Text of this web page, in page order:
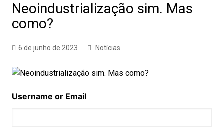
Neoindustrialização sim. Mas
como?
6 de junho de 2023 Notícias
Username or Email